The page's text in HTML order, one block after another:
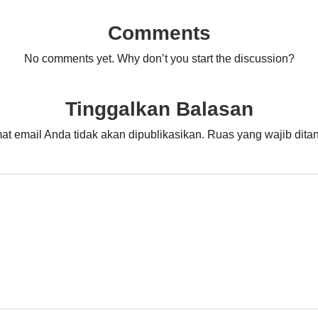
Comments
No comments yet. Why don’t you start the discussion?
Tinggalkan Balasan
email Anda tidak akan dipublikasikan. Ruas yang wajib